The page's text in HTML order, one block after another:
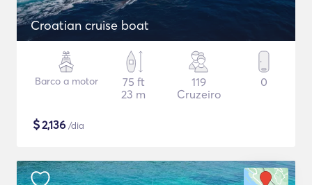
Croatian cruise boat
Barco a motor
75 ft
23 m
119
Cruzeiro
0
$2,136 /dia